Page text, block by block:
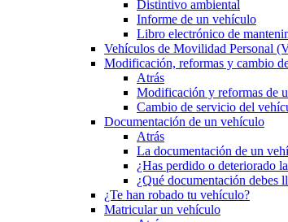
Distintivo ambiental
Informe de un vehículo
Libro electrónico de
Vehículos de Movilidad Personal
Modificación, reformas y cambio
Atrás
Modificación y reformas de
Cambio de servicio del
Documentación de un vehículo
Atrás
La documentación de un
¿Has perdido o deteriorado
¿Qué documentación debes
¿Te han robado tu vehículo?
Matricular un vehículo